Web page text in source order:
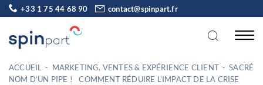
+33 1 75 44 68 90 contact@spinpart.fr
ACCUEIL - MARKETING, VENTES & EXPÉRIENCE CLIENT - SACRÉ
NOM D’UN PIPE ! COMMENT RÉDUIRE L’IMPACT DE LA CRISE